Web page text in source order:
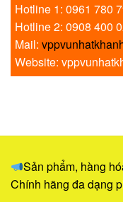
Hotline 1: 0961 780
Hotline 2: 0908 400
Mail:
Website:
Sản phẩm, hàng
Chính hãng đa dạng